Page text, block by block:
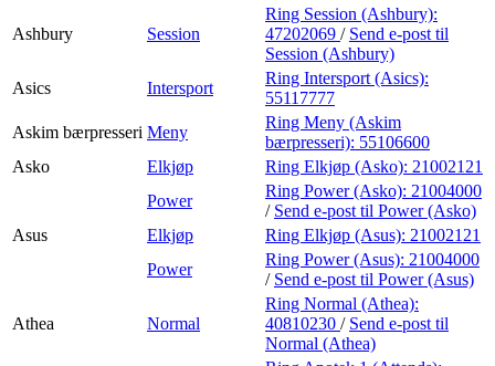
Ashbury Session
Ring Session (Ashbury):
47202069 / Send e-post til
Session (Ashbury)
Asics
Intersport
Ring Intersport (Asics):
55117777
Askim bærpresseri Meny
Ring Meny (Askim
bærpresseri): 55106600
Asko
Elkjøp Ring Elkjøp (Asko): 21002121
Power
Ring Power (Asko): 21004000
/ Send e-post til Power (Asko)
Asus
Elkjøp Ring Elkjøp (Asus): 21002121
Power
Ring Power (Asus): 21004000
/ Send e-post til Power (Asus)
Athea Normal
Ring Normal (Athea):
40810230 / Send e-post til
Normal (Athea)